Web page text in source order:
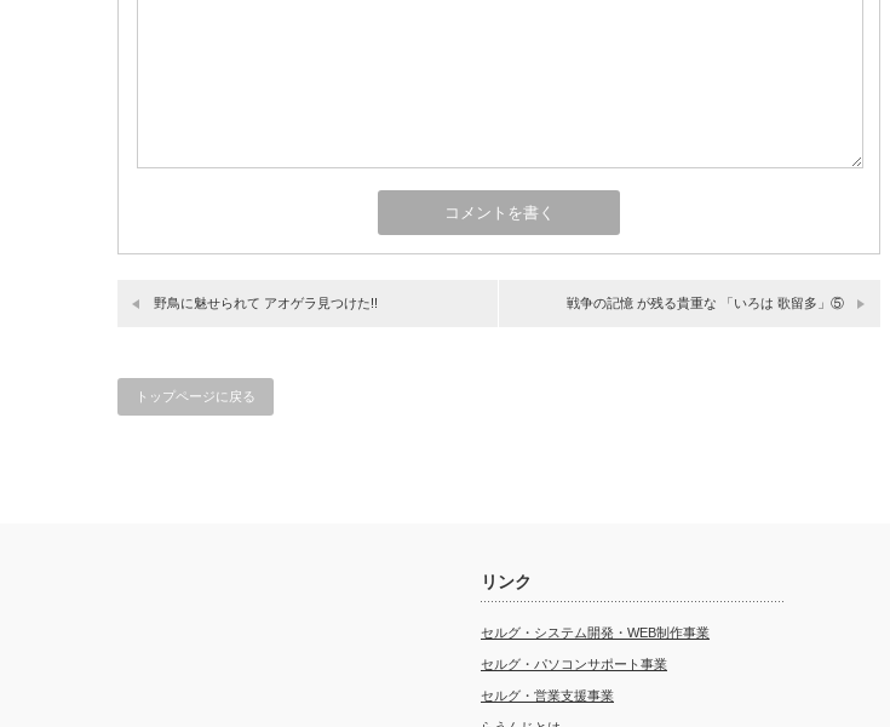
野鳥に魅せられて アオゲラ見つけた!! 戦争の記憶 が残る貴重な 「いろは 歌留多」⑤
トップページに戻る
リンク
セルグ・システム開発・WEB制作事業
セルグ・パソコンサポート事業
セルグ・営業支援事業